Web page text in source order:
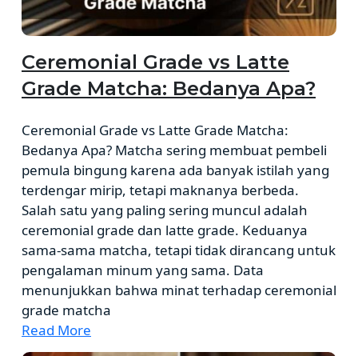
Ceremonial Grade vs Latte
Grade Matcha: Bedanya Apa?
Ceremonial Grade vs Latte Grade Matcha:
Bedanya Apa? Matcha sering membuat pembeli
pemula bingung karena ada banyak istilah yang
terdengar mirip, tetapi maknanya berbeda.
Salah satu yang paling sering muncul adalah
ceremonial grade dan latte grade. Keduanya
sama-sama matcha, tetapi tidak dirancang untuk
pengalaman minum yang sama. Data
menunjukkan bahwa minat terhadap ceremonial
grade matcha
Read More